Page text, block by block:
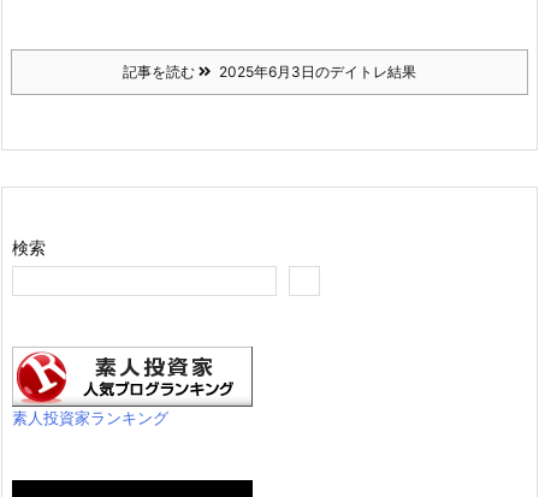
記事を読む 2025年6月3日のデイトレ結果
検索
素人投資家ランキング